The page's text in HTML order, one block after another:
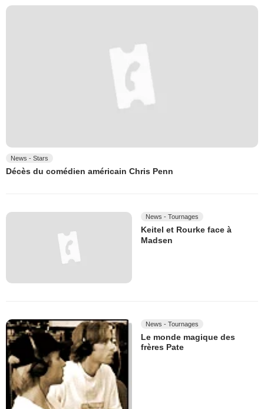
News - Stars
Décès du comédien américain Chris Penn
News - Tournages
Keitel et Rourke face à
Madsen
News - Tournages
Le monde magique des
frères Pate